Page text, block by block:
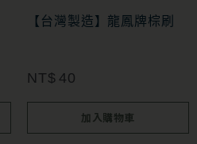
【台灣製造】龍鳳牌棕刷
NT$ 40
加入購物車